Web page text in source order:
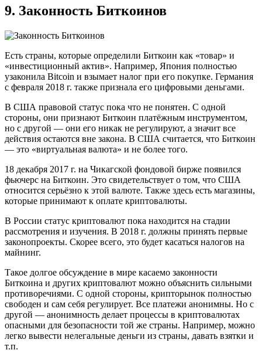
9. Законность Биткоинов
Есть страны, которые определили Биткоин как «товар» и
«инвестиционный актив». Например, Япония полностью
узаконила Bitcoin и взымает налог при его покупке. Германия
с февраля 2018 г. также признала его цифровыми деньгами.
В США правовой статус пока что не понятен. С одной
стороны, они признают Биткоин платёжным инструментом,
но с другой — они его никак не регулируют, а значит все
действия остаются вне закона. В США считается, что Биткоин
— это «виртуальная валюта» и не более того.
18 декабря 2017 г. на Чикагской фондовой бирже появился
фьючерс на Биткоин. Это свидетельствует о том, что США
относится серьёзно к этой валюте. Также здесь есть магазины,
которые принимают к оплате криптовалюты.
В России статус криптовалют пока находится на стадии
рассмотрения и изучения. В 2018 г. должны принять первые
законопроекты. Скорее всего, это будет касаться налогов на
майнинг.
Такое долгое обсуждение в мире касаемо законности
Биткоина и других криптовалют можно объяснить сильными
противоречиями. С одной стороны, крипторынок полностью
свободен и сам себя регулирует. Все платежи анонимны. Но с
другой — анонимность делает процессы в криптовалютах
опасными для безопасности той же страны. Например, можно
легко вывести нелегальные деньги из страны, давать взятки и
т.п.